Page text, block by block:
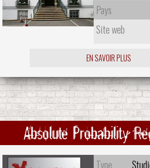
Pays
Site web
EN SAVOIR PLUS
Absolute Probability
Type